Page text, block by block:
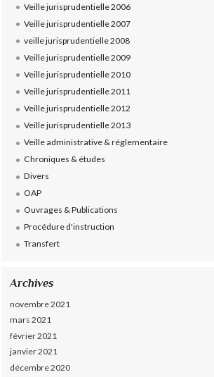
Veille jurisprudentielle 2006
Veille jurisprudentielle 2007
veille jurisprudentielle 2008
Veille jurisprudentielle 2009
Veille jurisprudentielle 2010
Veille jurisprudentielle 2011
Veille jurisprudentielle 2012
Veille jurisprudentielle 2013
Veille administrative & réglementaire
Chroniques & études
Divers
OAP
Ouvrages & Publications
Procédure d'instruction
Transfert
Archives
novembre 2021
mars 2021
février 2021
janvier 2021
décembre 2020